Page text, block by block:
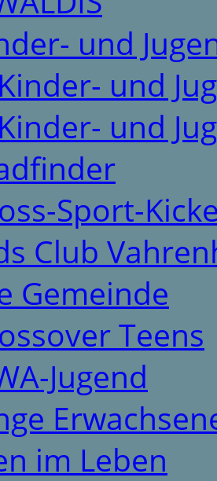
und
Kinder- und
Kinder- und
Sport-
Club
Gemeinde
Teens
Jugend
im Leben